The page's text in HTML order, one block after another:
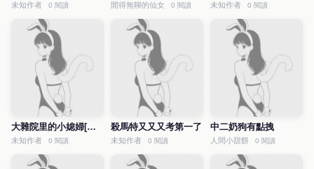
未知作者 0 閱讀 閒得無聊的仙女 0 閱讀 未知作者 0 閱讀
大雜院里的小媳婦[年代]
未知作者 0 閱讀
殺馬特又又又考第一了
未知作者 0 閱讀
中二奶狗有點拽
人間小甜餅 0 閱讀